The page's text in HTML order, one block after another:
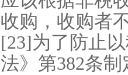
收购，收购者
[23]为了防止
法》第382条制